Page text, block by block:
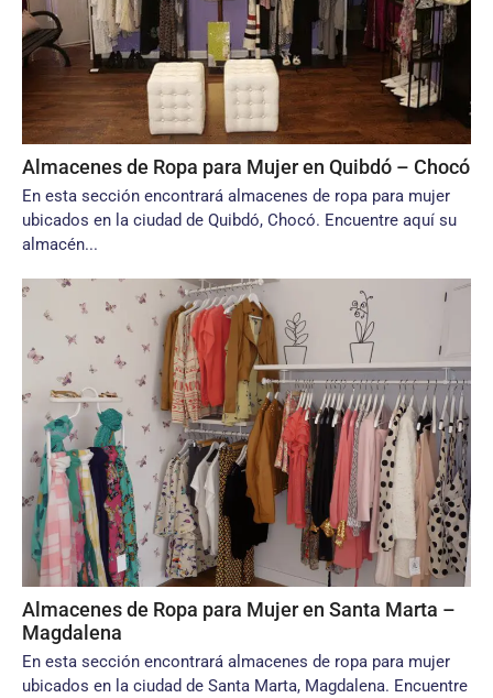
Almacenes de Ropa para Mujer en Quibdó – Chocó
En esta sección encontrará almacenes de ropa para mujer
ubicados en la ciudad de Quibdó, Chocó. Encuentre aquí su
almacén...
Almacenes de Ropa para Mujer en Santa Marta –
Magdalena
En esta sección encontrará almacenes de ropa para mujer
ubicados en la ciudad de Santa Marta, Magdalena. Encuentre